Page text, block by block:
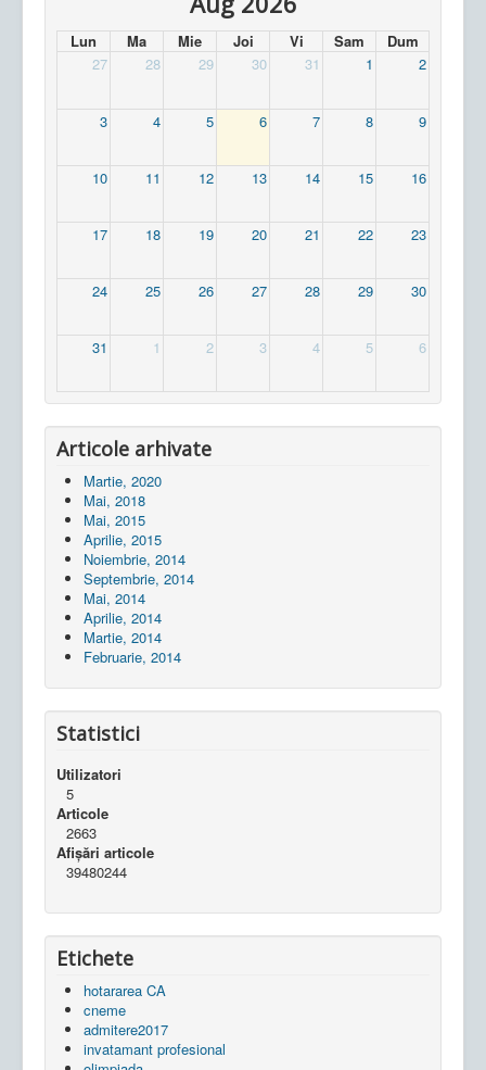
Lun Ma Mie Joi Vi Sam
Dum
27
28 29 30 31 1 2
3 4 5 6 7 8 9
10 11 12 13 14 15 16
17 18 19 20 21 22 23
24 25 26 27 28 29 30
31 1 2 3 4 5 6
Articole arhivate
Martie, 2020
Mai, 2018
Mai, 2015
Aprilie, 2015
Noiembrie, 2014
Septembrie, 2014
Mai, 2014
Aprilie, 2014
Martie, 2014
Februarie, 2014
Statistici
Utilizatori
5
Articole
2663
Afișări articole
39480244
Etichete
hotararea CA
cneme
admitere2017
invatamant profesional